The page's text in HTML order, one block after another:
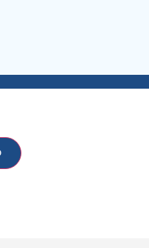
mm. 6485